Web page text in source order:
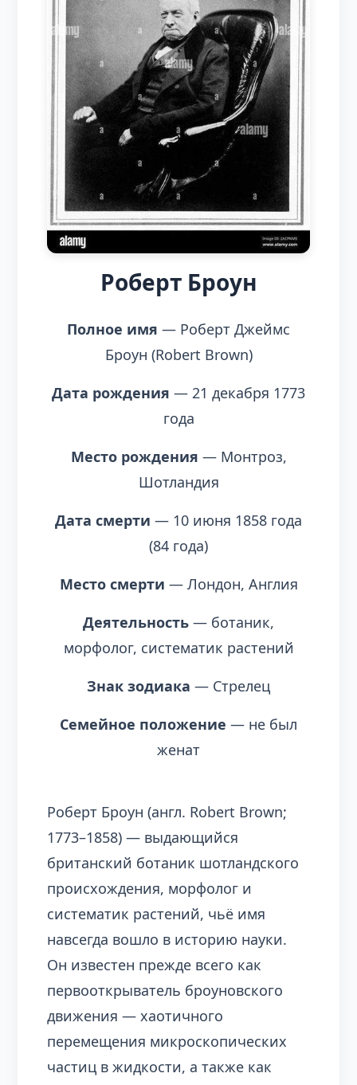
Роберт Броун
Полное имя — Роберт Джеймс
Броун (Robert Brown)
Дата рождения — 21 декабря 1773
года
Место рождения — Монтроз,
Шотландия
Дата смерти — 10 июня 1858 года
(84 года)
Место смерти — Лондон, Англия
Деятельность — ботаник,
морфолог, систематик растений
Знак зодиака — Стрелец
Семейное положение — не был
женат
Роберт Броун (англ. Robert Brown;
1773–1858) — выдающийся
британский ботаник шотландского
происхождения, морфолог и
систематик растений, чьё имя
навсегда вошло в историю науки.
Он известен прежде всего как
первооткрыватель броуновского
движения — хаотичного
перемещения микроскопических
частиц в жидкости, а также как